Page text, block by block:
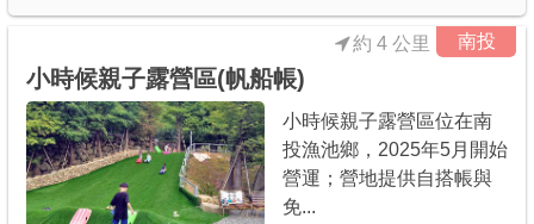
南投
小時候親子露營區(帆船帳)
約 4 公里
小時候親子露營區位在南
投漁池鄉，2025年5月開始
營運；營地提供自搭帳與
免...